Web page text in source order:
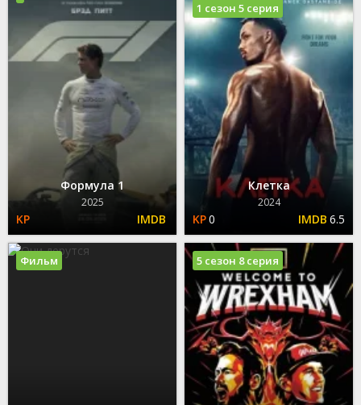
Формула 1
2025
Клетка
2024
0 6.5
1 сезон 5 серия
Фильм 5 сезон 8 серия